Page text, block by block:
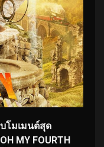
โมเมนต์สุด
MY FOURTH